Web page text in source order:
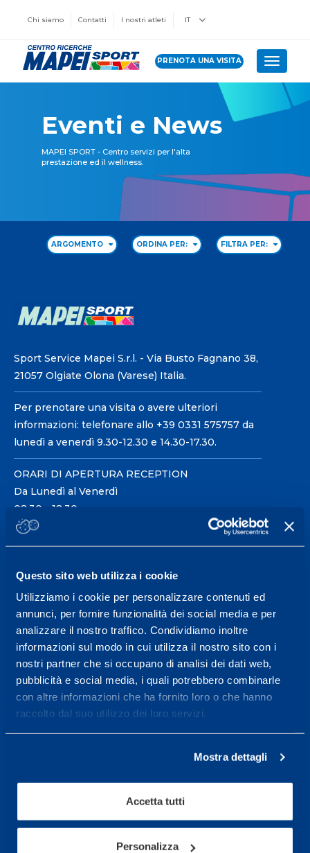
Questo sito web utilizza i cookie
Utilizziamo i cookie per personalizzare contenuti ed
annunci, per fornire funzionalità dei social media e per
analizzare il nostro traffico. Condividiamo inoltre
informazioni sul modo in cui utilizza il nostro sito con i
nostri partner che si occupano di analisi dei dati web,
pubblicità e social media, i quali potrebbero combinarle
con altre informazioni che ha fornito loro o che hanno
raccolto dal suo utilizzo dei loro servizi.
Mostra dettagli
Accetta tutti
Personalizza
Chi siamo Contatti I nostri atleti IT
PRENOTA UNA VISITA Toggle
Eventi e News
MAPEI SPORT - Centro servizi per l'alta
prestazione ed il wellness.
ARGOMENTO ORDINA PER: FILTRA PER:
Sport Service Mapei S.r.l. - Via Busto Fagnano 38,
21057 Olgiate Olona (Varese) Italia.
Per prenotare una visita o avere ulteriori
informazioni: telefonare allo +39 0331 575757 da
lunedì a venerdì 9.30-12.30 e 14.30-17.30.
ORARI DI APERTURA RECEPTION
Da Lunedì al Venerdì
08.30 - 18.30
Centro servizi per l'alta
prestazione ed il
wellness.
Maggiori informazioni
Servizi
Servizi Medici
Test di valutazione